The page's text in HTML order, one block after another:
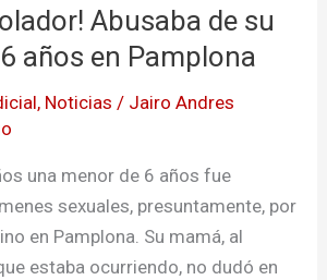
Abusaba de su
años en Pamplona
, Noticias / Jairo Andres
una menor de 6 años fue
sexuales, presuntamente, por
en Pamplona. Su mamá, al
estaba ocurriendo, no dudó en